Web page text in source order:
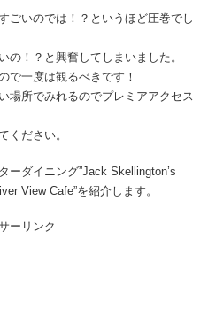
ごいのでは！？というほど圧巻でし
の！？と興奮してしまいました。
で一度は観るべきです！
場所でみれるのでプレミアアクセス
ください。
ーダイニング”Jack Skellington’s
View Cafe”を紹介します。
ーリンク